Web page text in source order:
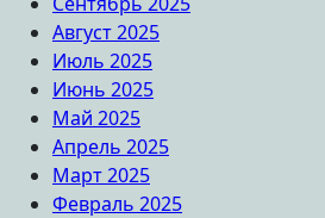
Август 2025
Июль 2025
Июнь 2025
Май 2025
Апрель 2025
Март 2025
Февраль 2025